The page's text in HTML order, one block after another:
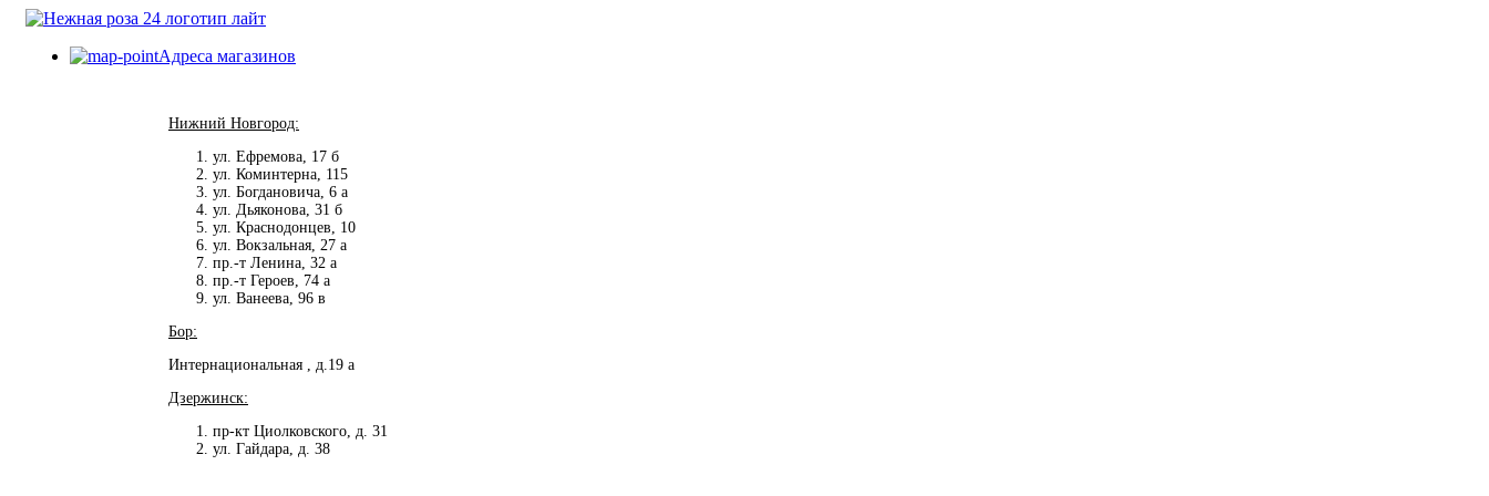
Адреса магазинов
Нижний Новгород:
ул. Ефремова, 17 б
ул. Коминтерна, 115
ул. Богдановича, 6 а
ул. Дьяконова, 31 б
ул. Краснодонцев, 10
ул. Вокзальная, 27 а
пр.-т Ленина, 32 а
пр.-т Героев, 74 а
ул. Ванеева, 96 в
Бор:
Интернациональная , д.19 а
Дзержинск:
пр-кт Циолковского, д. 31
ул. Гайдара, д. 38